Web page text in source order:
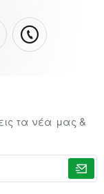
τα νέα μας &